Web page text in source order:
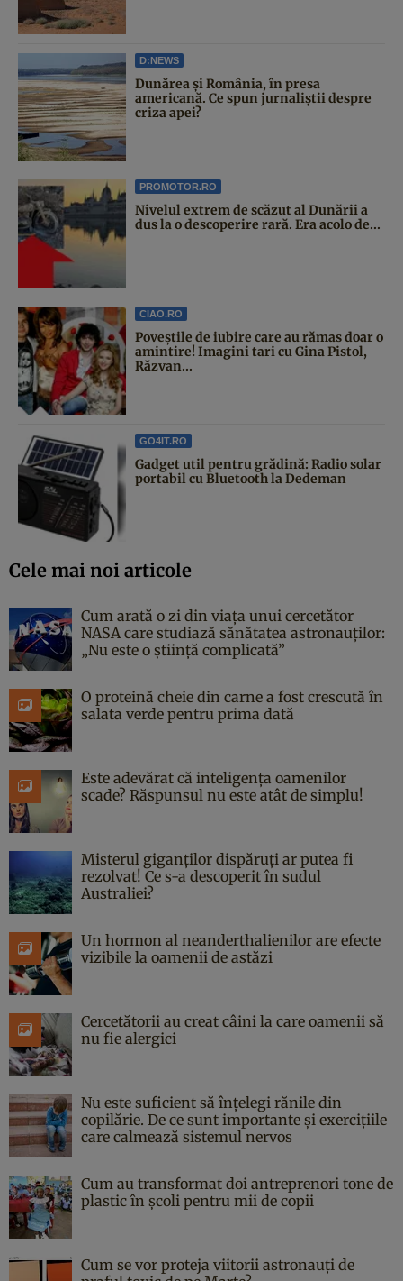
D:NEWS
Dunărea și România, în presa
americană. Ce spun jurnaliștii despre
criza apei?
PROMOTOR.RO
Nivelul extrem de scăzut al Dunării a
dus la o descoperire rară. Era acolo de...
CIAO.RO
Poveştile de iubire care au rămas doar o
amintire! Imagini tari cu Gina Pistol,
Răzvan...
GO4IT.RO
Gadget util pentru grădină: Radio solar
portabil cu Bluetooth la Dedeman
Cele mai noi articole
Cum arată o zi din viața unui cercetător
NASA care studiază sănătatea astronauților:
„Nu este o știință complicată”
O proteină cheie din carne a fost crescută în
salata verde pentru prima dată
Este adevărat că inteligența oamenilor
scade? Răspunsul nu este atât de simplu!
Misterul giganților dispăruți ar putea fi
rezolvat! Ce s-a descoperit în sudul
Australiei?
Un hormon al neanderthalienilor are efecte
vizibile la oamenii de astăzi
Cercetătorii au creat câini la care oamenii să
nu fie alergici
Nu este suficient să înțelegi rănile din
copilărie. De ce sunt importante și exercițiile
care calmează sistemul nervos
Cum au transformat doi antreprenori tone de
plastic în școli pentru mii de copii
Cum se vor proteja viitorii astronauți de